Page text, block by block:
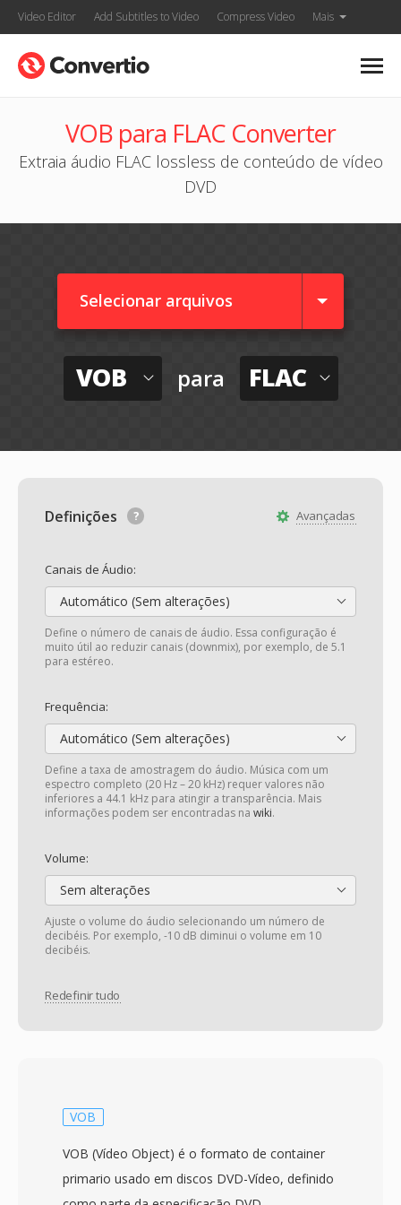
Video Editor Add Subtitles to Video Compress Video Mais
VOB para FLAC Converter
Extraia áudio FLAC lossless de conteúdo de vídeo
DVD
Selecionar arquivos
VOB para FLAC
Avançadas
Definições
Canais de Áudio:
Automático (Sem alterações)
Define o número de canais de áudio. Essa configuração é
muito útil ao reduzir canais (downmix), por exemplo, de 5.1
para estéreo.
Frequência:
Automático (Sem alterações)
Define a taxa de amostragem do áudio. Música com um
espectro completo (20 Hz – 20 kHz) requer valores não
inferiores a 44.1 kHz para atingir a transparência. Mais
informações podem ser encontradas na wiki.
Volume:
Sem alterações
Ajuste o volume do áudio selecionando um número de
decibéis. Por exemplo, -10 dB diminui o volume em 10
decibéis.
Redefinir tudo
VOB
VOB (Vídeo Object) é o formato de container
primario usado em discos DVD-Vídeo, definido